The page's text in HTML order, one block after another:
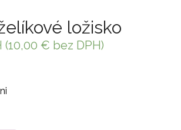
ložisko
(10,00 € bez DPH)